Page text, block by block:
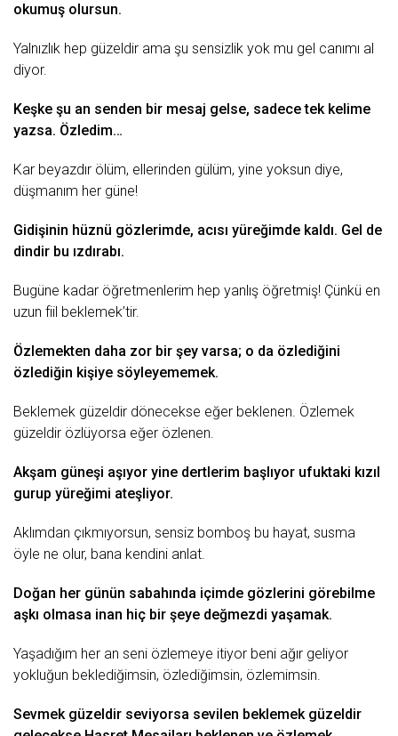
okumuş olursun.
Yalnızlık hep güzeldir ama şu sensizlik yok mu gel canımı al
diyor.
Keşke şu an senden bir mesaj gelse, sadece tek kelime
yazsa. Özledim…
Kar beyazdır ölüm, ellerinden gülüm, yine yoksun diye,
düşmanım her güne!
Gidişinin hüznü gözlerimde, acısı yüreğimde kaldı. Gel de
dindir bu ızdırabı.
Bugüne kadar öğretmenlerim hep yanlış öğretmiş! Çünkü en
uzun fiil beklemek’tir.
Özlemekten daha zor bir şey varsa; o da özlediğini
özlediğin kişiye söyleyememek.
Beklemek güzeldir dönecekse eğer beklenen. Özlemek
güzeldir özlüyorsa eğer özlenen.
Akşam güneşi aşıyor yine dertlerim başlıyor ufuktaki kızıl
gurup yüreğimi ateşliyor.
Aklımdan çıkmıyorsun, sensiz bomboş bu hayat, susma
öyle ne olur, bana kendini anlat.
Doğan her günün sabahında içimde gözlerini görebilme
aşkı olmasa inan hiç bir şeye değmezdi yaşamak.
Yaşadığım her an seni özlemeye itiyor beni ağır geliyor
yokluğun beklediğimsin, özlediğimsin, özlemimsin.
Sevmek güzeldir seviyorsa sevilen beklemek güzeldir